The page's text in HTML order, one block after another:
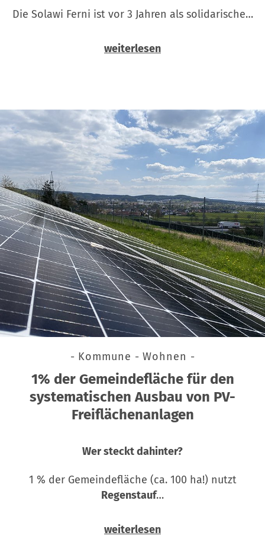
Die Solawi Ferni ist vor 3 Jahren als solidarische…
weiterlesen
- Kommune - Wohnen -
1% der Gemeindefläche für den
systematischen Ausbau von PV-
Freiflächenanlagen
Wer steckt dahinter?
1 % der Gemeindefläche (ca. 100 ha!) nutzt
Regenstauf…
weiterlesen